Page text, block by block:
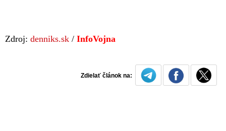
Zdroj: denniks.sk / InfoVojna
Zdielať článok na: